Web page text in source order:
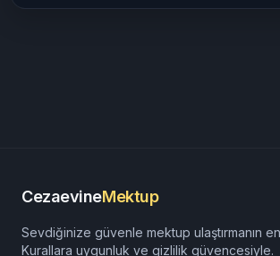
CezaevineMektup
Sevdiğinize güvenle mektup ulaştırmanın
Kurallara uygunluk ve gizlilik güvencesiyle.